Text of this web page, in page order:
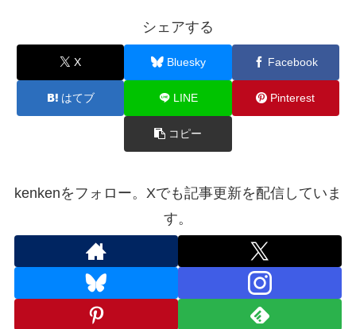
シェアする
X Bluesky Facebook
はてブ LINE Pinterest
コピー
kenkenをフォロー。Xでも記事更新を配信していま
す。